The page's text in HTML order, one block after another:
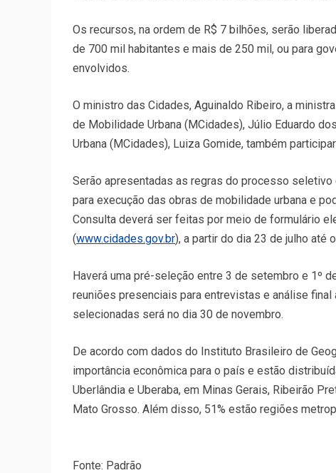
Os recursos, na ordem de R$ 7 bilhões, serão
de 700 mil habitantes e mais de 250 mil, ou para
envolvidos.
O ministro das Cidades, Aguinaldo Ribeiro, a
de Mobilidade Urbana (MCidades), Júlio Eduardo
Urbana (MCidades), Luiza Gomide, também
Serão apresentadas as regras do processo
para execução das obras de mobilidade urbana e
Consulta deverá ser feitas por meio de formulário
(www.cidades.gov.br), a partir do dia 23 de julho até
Haverá uma pré-seleção entre 3 de setembro e 1º
reuniões presenciais para entrevistas e análise
selecionadas será no dia 30 de novembro.
De acordo com dados do Instituto Brasileiro de
importância econômica para o país e estão
Uberlândia e Uberaba, em Minas Gerais, Ribeirão
Mato Grosso. Além disso, 51% estão regiões
Fonte: Padrão